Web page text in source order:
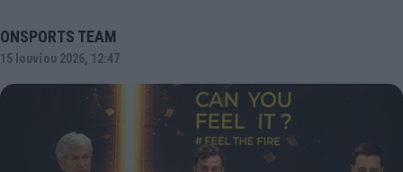
ONSPORTS TEAM
15 Ιουνίου 2026, 12:47